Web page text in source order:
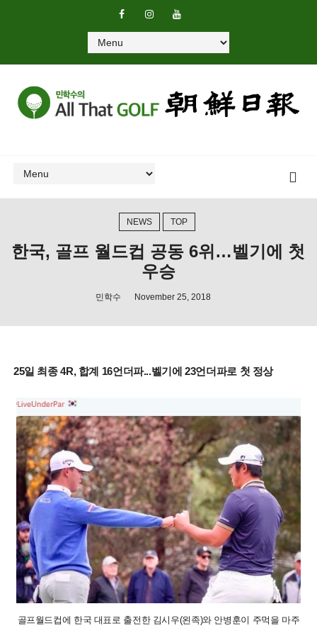
NEWS TOP
한국, 골프 월드컵 공동 6위…벨기에 첫
우승
민학수 November 25, 2018
25일 최종 4R, 합계 16언더파...벨기에 23언더파로 첫 정상
골프월드컵에 한국 대표로 출전한 김시우(왼족)와 안병훈이 주먹을 마주